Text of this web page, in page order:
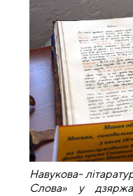
Навукова-
Слова»
у